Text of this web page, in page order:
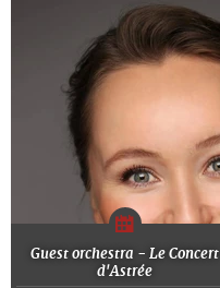
Guest orchestra - Le Concert
d'Astrée